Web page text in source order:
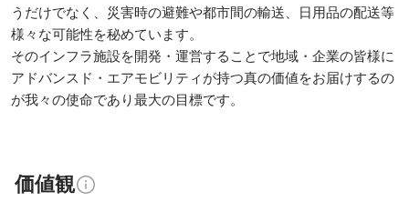
うだけでなく、災害時の避難や都市間の輸送、日用品の配送等
様々な可能性を秘めています。
そのインフラ施設を開発・運営することで地域・企業の皆様に
アドバンスド・エアモビリティが持つ真の価値をお届けするの
が我々の使命であり最大の目標です。
価値観